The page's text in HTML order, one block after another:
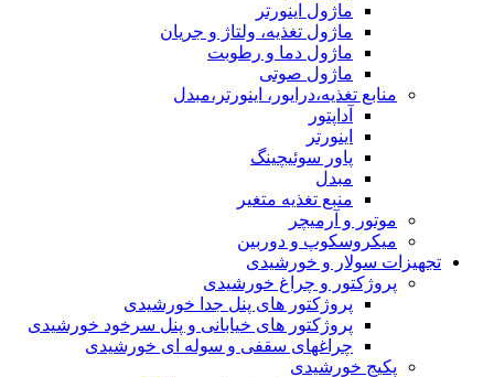
ماژول اینورتر
ماژول تغذیه، ولتاژ و جریان
ماژول دما و رطوبت
ماژول صوتی
منابع تغذیه،درایور، اینورتر،مبدل
آداپتور
اینورتر
پاور سوئیچینگ
مبدل
منبع تغذیه متغیر
موتور و آرمیچر
میکروسکوپ و دوربین
تجهیزات سولار و خورشیدی
پروژکتور و چراغ خورشیدی
پروژکتور های پنل جدا خورشیدی
پروژکتور های خیابانی و پنل سرخود خورشیدی
چراغهای سقفی و سوله ای خورشیدی
پکیج خورشیدی